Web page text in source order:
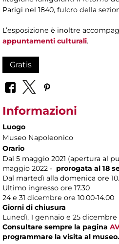
Parigi nel 1840, fulcro della
L’esposizione è inoltre
appuntamenti culturali.
Gratis
Informazioni
Luogo
Museo Napoleonico
Orario
Dal 5 maggio 2021 (apertura al
maggio 2022 - prorogata al 18
Dal martedì alla domenica ore
Ultimo ingresso ore 17.30
24 e 31 dicembre ore 10.00-14.00
Giorni di chiusura
Lunedì, 1 gennaio e 25 dicembre
Consultare sempre la pagina
programmare la visita al museo.